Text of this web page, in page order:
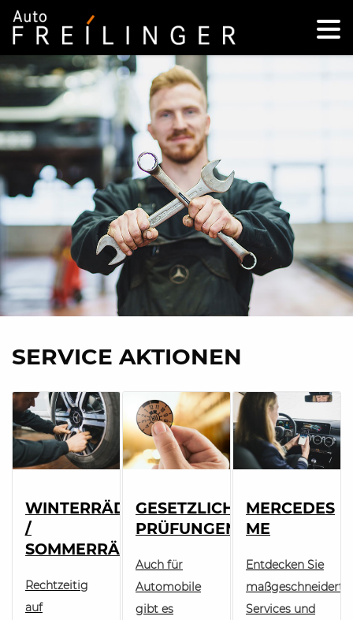
SERVICE AKTIONEN
WINTERRÄDER
/
SOMMERRÄDER
Rechtzeitig
auf
GESETZLICHE
PRÜFUNGEN
Auch für
Automobile
gibt es
MERCEDES
ME
Entdecken Sie
maßgeschneiderte
Services und